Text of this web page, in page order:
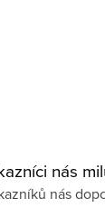
nás
nás